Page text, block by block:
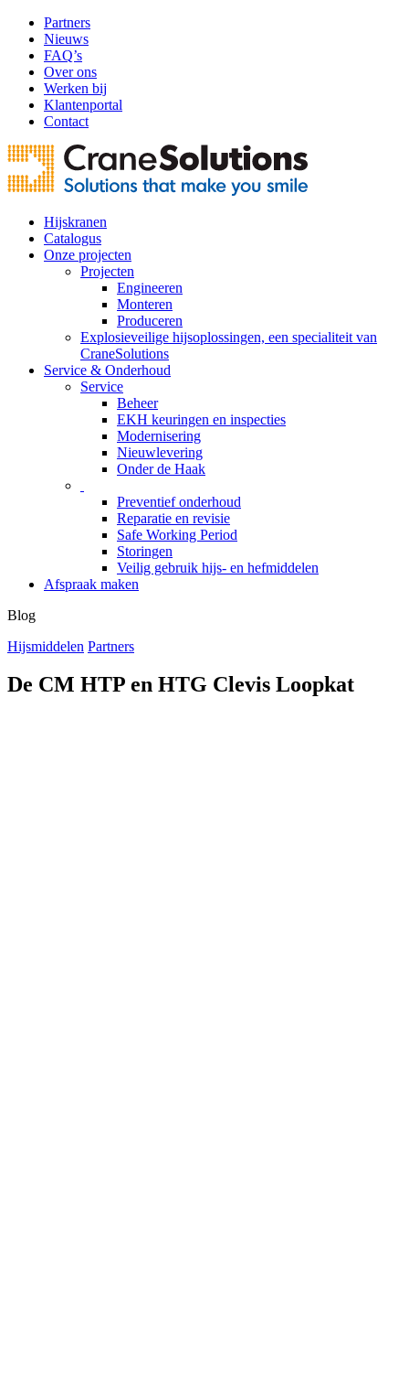
Partners
Nieuws
FAQ’s
Over ons
Werken bij
Klantenportal
Contact
Hijskranen
Catalogus
Onze projecten
Projecten
Engineeren
Monteren
Produceren
Explosieveilige hijsoplossingen, een specialiteit van
CraneSolutions
Service & Onderhoud
Service
Beheer
EKH keuringen en inspecties
Modernisering
Nieuwlevering
Onder de Haak
Preventief onderhoud
Reparatie en revisie
Safe Working Period
Storingen
Veilig gebruik hijs- en hefmiddelen
Afspraak maken
Blog
Hijsmiddelen Partners
De CM HTP en HTG Clevis Loopkat